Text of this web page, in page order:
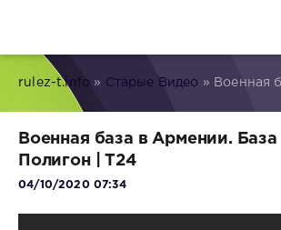
rulez-t.info » Старые Видео » Военная
Военная база в Армении. База
Полигон | Т24
04/10/2020 07:34